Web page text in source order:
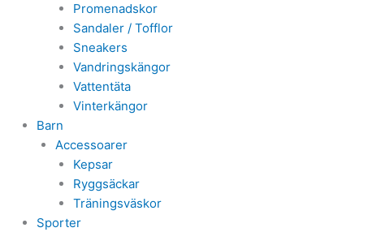
Promenadskor
Sandaler / Tofflor
Sneakers
Vandringskängor
Vattentäta
Vinterkängor
Barn
Accessoarer
Kepsar
Ryggsäckar
Träningsväskor
Sporter